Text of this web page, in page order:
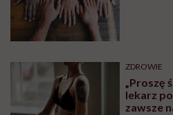
ZDROWIE
„Proszę
lekarz
zawsze